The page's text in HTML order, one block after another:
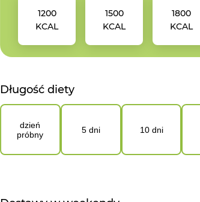
1200
KCAL
1500
KCAL
1800
KCAL
Długość diety
dzień
próbny
5 dni 10 dni